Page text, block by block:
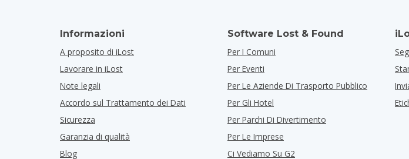
Informazioni
A proposito di iLost
Lavorare in iLost
Note legali
Accordo sul Trattamento dei Dati
Sicurezza
Garanzia di qualità
Blog
Software Lost & Found
Per I Comuni
Per Eventi
Per Le Aziende Di Trasporto Pubblico
Per Gli Hotel
Per Parchi Di Divertimento
Per Le Imprese
Ci Vediamo Su G2